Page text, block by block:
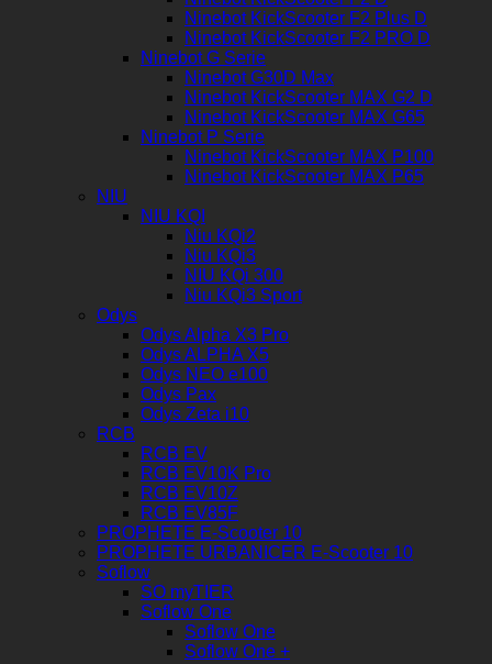
Ninebot KickScooter F2 Plus D
Ninebot KickScooter F2 PRO D
Ninebot G Serie
Ninebot G30D Max
Ninebot KickScooter MAX G2 D
Ninebot KickScooter MAX G65
Ninebot P Serie
Ninebot KickScooter MAX P100
Ninebot KickScooter MAX P65
NIU
NIU KQI
Niu KQi2
Niu KQi3
NIU KQi 300
Niu KQi3 Sport
Odys
Odys Alpha X3 Pro
Odys ALPHA X5
Odys NEO e100
Odys Pax
Odys Zeta i10
RCB
RCB EV
RCB EV10K Pro
RCB EV10Z
RCB EV85F
PROPHETE E-Scooter 10
PROPHETE URBANICER E-Scooter 10
Soflow
SO myTIER
Soflow One
Soflow One
Soflow One +